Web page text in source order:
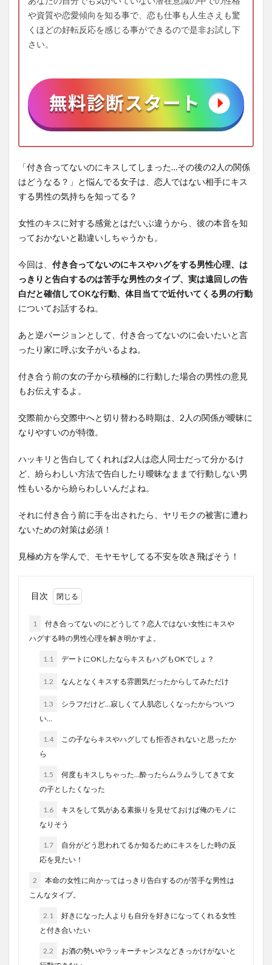
や資質や恋愛傾向を知る事で、恋も仕事も人生さえも驚
くほどの好転反応を感じる事ができるので是非お試し下
さい。
「付き合ってないのにキスしてしまった…その後の2人の関係
はどうなる？」と悩んでる女子は、恋人ではない相手にキス
する男性の気持ちを知ってる？
女性のキスに対する感覚とはだいぶ違うから、彼の本音を知
っておかないと勘違いしちゃうかも。
今回は、 付き合ってないのにキスやハグをする男性心理、は
っきりと告白するのは苦手な男性のタイプ、実は遠回しの告
白だと確信してOKな行動、体目当てで近付いてくる男の行動
についてお話するね。
あと逆バージョンとして、付き合ってないのに会いたいと言
ったり家に呼ぶ女子がいるよね。
付き合う前の女の子から積極的に行動した場合の男性の意見
もお伝えするよ。
交際前から交際中へと切り替わる時期は、2人の関係が曖昧に
なりやすいのが特徴。
ハッキリと告白してくれれば2人は恋人同士だって分かるけ
ど、紛らわしい方法で告白したり曖昧なままで行動しない男
性もいるから紛らわしいんだよね。
それに付き合う前に手を出されたら、ヤリモクの被害に遭わ
ないための対策は必須！
見極め方を学んで、モヤモヤしてる不安を吹き飛ばそう！
目次
1
付き合ってないのにどうして？恋人ではない女性にキスや
ハグする時の男性心理を解き明かすよ。
1.1 デートにOKしたならキスもハグもOKでしょ？
1.2 なんとなくキスする雰囲気だったからしてみただけ
1.3
シラフだけど…寂しくて人肌恋しくなったからついつ
い…
1.4
この子ならキスやハグしても拒否されないと思ったか
ら
1.5
何度もキスしちゃった…酔ったらムラムラしてきて女
の子としたくなった
1.6
キスをして気がある素振りを見せておけば俺のモノに
なりそう
1.7
自分がどう思われてるか知るためにキスをした時の反
応を見たい！
2
本命の女性に向かってはっきり告白するのが苦手な男性は
こんなタイプ。
2.1
好きになった人よりも自分を好きになってくれる女性
と付き合いたい
2.2
お酒の勢いやラッキーチャンスなどきっかけがないと